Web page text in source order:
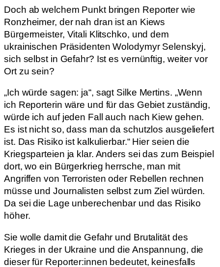
Doch ab welchem Punkt bringen Reporter wie
Ronzheimer, der nah dran ist an Kiews
Bürgermeister, Vitali Klitschko, und dem
ukrainischen Präsidenten Wolodymyr Selenskyj,
sich selbst in Gefahr? Ist es vernünftig, weiter vor
Ort zu sein?
„Ich würde sagen: ja“, sagt Silke Mertins. „Wenn
ich Reporterin wäre und für das Gebiet zuständig,
würde ich auf jeden Fall auch nach Kiew gehen.
Es ist nicht so, dass man da schutzlos ausgeliefert
ist. Das Risiko ist kalkulierbar.“ Hier seien die
Kriegsparteien ja klar. Anders sei das zum Beispiel
dort, wo ein Bürgerkrieg herrsche, man mit
Angriffen von Terroristen oder Rebellen rechnen
müsse und Journalisten selbst zum Ziel würden.
Da sei die Lage unberechenbar und das Risiko
höher.
Sie wolle damit die Gefahr und Brutalität des
Krieges in der Ukraine und die Anspannung, die
dieser für Reporter:innen bedeutet, keinesfalls